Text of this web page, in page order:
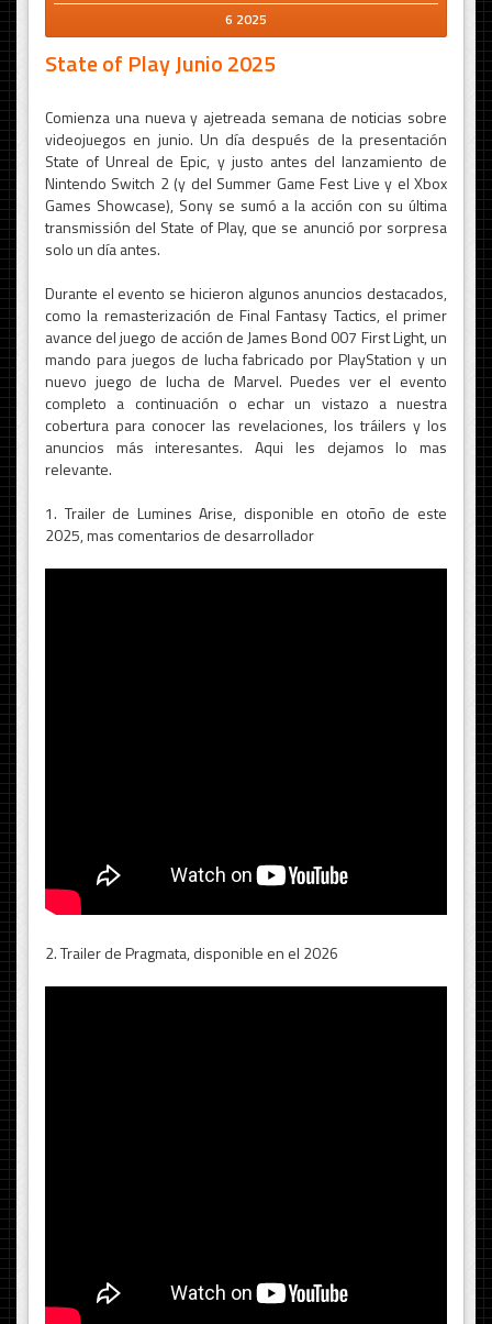
6 2025
State of Play Junio 2025
Comienza una nueva y ajetreada semana de noticias sobre
videojuegos en junio. Un día después de la presentación
State of Unreal de Epic, y justo antes del lanzamiento de
Nintendo Switch 2 (y del Summer Game Fest Live y el Xbox
Games Showcase), Sony se sumó a la acción con su última
transmissión del State of Play, que se anunció por sorpresa
solo un día antes.
Durante el evento se hicieron algunos anuncios destacados,
como la remasterización de Final Fantasy Tactics, el primer
avance del juego de acción de James Bond 007 First Light, un
mando para juegos de lucha fabricado por PlayStation y un
nuevo juego de lucha de Marvel. Puedes ver el evento
completo a continuación o echar un vistazo a nuestra
cobertura para conocer las revelaciones, los tráilers y los
anuncios más interesantes. Aqui les dejamos lo mas
relevante.
1. Trailer de Lumines Arise, disponible en otoño de este
2025, mas comentarios de desarrollador
2. Trailer de Pragmata, disponible en el 2026